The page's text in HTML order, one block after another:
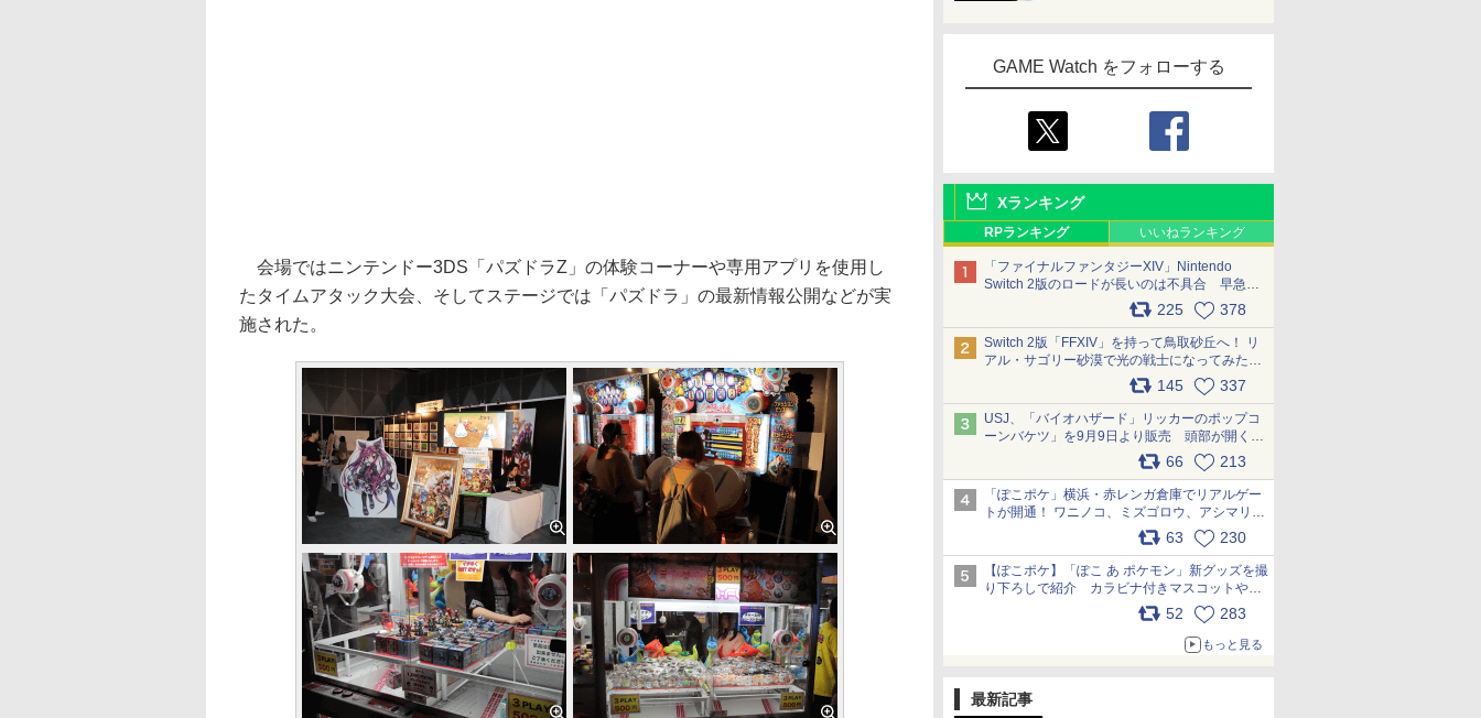
GAME Watch をフォローする
Xランキング
RPランキング いいねランキング
「ファイナルファンタジーXIV」Nintendo
Switch 2版のロードが長いのは不具合 早急に
アップデートできるよう対応中225 378
Switch 2版「FFXIV」を持って鳥取砂丘へ！ リ
アル・サゴリー砂漠で光の戦士になってみた
145 337
USJ、「バイオハザード」リッカーのポップコ
ーンバケツ」を9月9日より販売 頭部が開く仕
組み。味は恐怖を堪のう「味噌フレーバー」
66 213
「ぽこポケ」横浜・赤レンガ倉庫でリアルゲー
トが開通！ ワニノコ、ミズゴロウ、アシマリ登
場シーンをレポート pic.x.com/LDgEByVl6D
63 230
【ぽこポケ】「ぽこ あ ポケモン」新グッズを撮
り下ろしで紹介 カラビナ付きマスコットやス
52 283
もっと見る
最新記事
会場ではニンテンドー3DS「パズドラZ」の体験コーナーや専用アプリを使用し
たタイムアタック大会、そしてステージでは「パズドラ」の最新情報公開などが実
施された。